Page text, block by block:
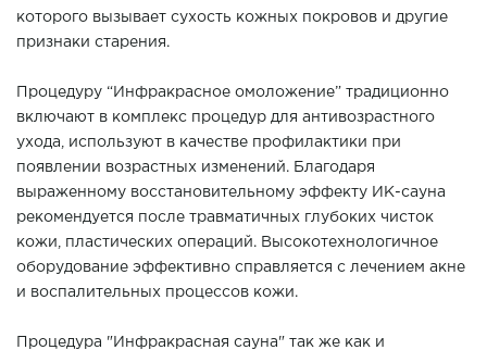
которого вызывает сухость кожных покровов и другие
признаки старения.
Процедуру “Инфракрасное омоложение” традиционно
включают в комплекс процедур для антивозрастного
ухода, используют в качестве профилактики при
появлении возрастных изменений. Благодаря
выраженному восстановительному эффекту ИК-сауна
рекомендуется после травматичных глубоких чисток
кожи, пластических операций. Высокотехнологичное
оборудование эффективно справляется с лечением акне
и воспалительных процессов кожи.
Процедура "Инфракрасная сауна" так же как и